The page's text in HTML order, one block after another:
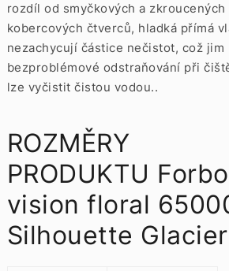
rozdíl od smyčkových a
kobercových čtverců, hladká přímá
nezachycují částice nečistot, což
bezproblémové odstraňování při
lze vyčistit čistou vodou..
ROZMĚRY
PRODUKTU
vision floral
Silhouette Glacier